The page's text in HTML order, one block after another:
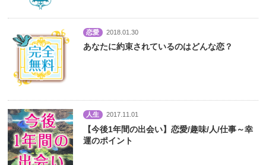
恋愛 2018.01.30
あなたに約束されているのはどんな恋？
人生 2017.11.01
【今後1年間の出会い】恋愛/趣味/人/仕事～幸
運のポイント